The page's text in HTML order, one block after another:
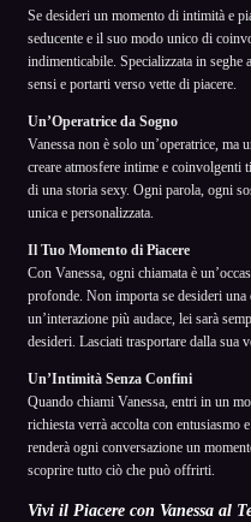
Se desideri un momento di intimità e
seducente e il suo modo unico di
indimenticabile. Specializzata in seghe
sensi e portarti verso vette di piacere.
Un’Operatrice da Sogno
Vanessa non è solo un’operatrice, ma
creare atmosfere intime e coinvolgenti
di una storia sexy. Ogni parola, ogni
unica e personalizzata.
Il Tuo Momento di Piacere
Con Vanessa, ogni chiamata è
profonde. Non importa se desideri una
un’interazione più audace, lei sarà
desideri. Lasciati trasportare dalla sua
Un’Intimità Senza Confini
Quando chiami Vanessa, entri in un
richiesta verrà accolta con entusiasmo
renderà ogni conversazione un
scoprire tutto ciò che può offrirti.
Vivi il Piacere con Vanessa al